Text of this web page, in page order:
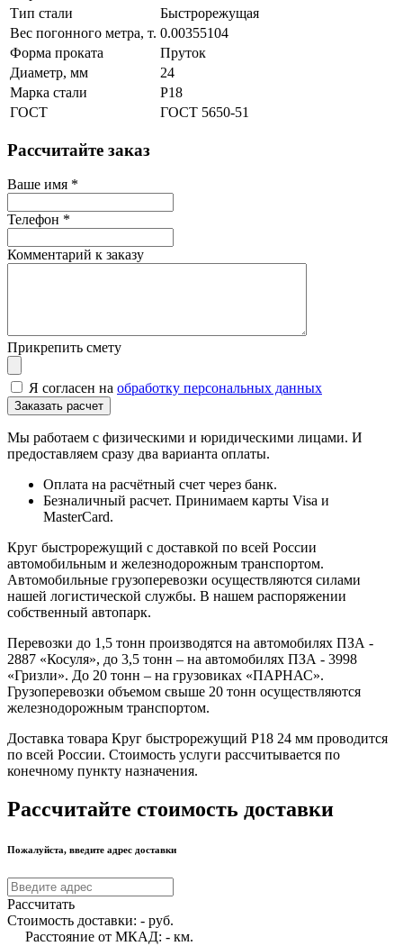
Тип стали
Быстрорежущая
Вес погонного метра, т. 0.00355104
Форма проката
Пруток
Диаметр, мм
24
Марка стали
Р18
ГОСТ
ГОСТ 5650-51
Рассчитайте заказ
Ваше имя *
Телефон *
Комментарий к заказу
Прикрепить смету
Я согласен на обработку персональных данных
Мы работаем с физическими и юридическими лицами. И
предоставляем сразу два варианта оплаты.
Оплата на расчётный счет через банк.
Безналичный расчет. Принимаем карты Visa и
MasterCard.
Круг быстрорежущий с доставкой по всей России
автомобильным и железнодорожным транспортом.
Автомобильные грузоперевозки осуществляются силами
нашей логистической службы. В нашем распоряжении
собственный автопарк.
Перевозки до 1,5 тонн производятся на автомобилях ПЗА -
2887 «Косуля», до 3,5 тонн – на автомобилях ПЗА - 3998
«Гризли». До 20 тонн – на грузовиках «ПАРНАС».
Грузоперевозки объемом свыше 20 тонн осуществляются
железнодорожным транспортом.
Доставка товара Круг быстрорежущий Р18 24 мм проводится
по всей России. Стоимость услуги рассчитывается по
конечному пункту назначения.
Рассчитайте стоимость доставки
Пожалуйста, введите адрес доставки
Рассчитать
Стоимость доставки: - руб.
Расстояние от МКАД: - км.